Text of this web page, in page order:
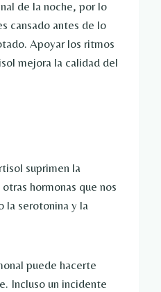
de la noche, por lo
cansado antes de lo
Apoyar los ritmos
mejora la calidad del
suprimen la
hormonas que nos
la serotonina y la
puede hacerte
Incluso un incidente